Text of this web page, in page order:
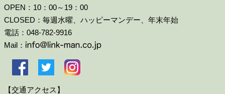
OPEN：10：00～19：00
CLOSED：毎週水曜、ハッピーマンデー、年末年始
電話：048-782-9916
Mail：
【交通アクセス】